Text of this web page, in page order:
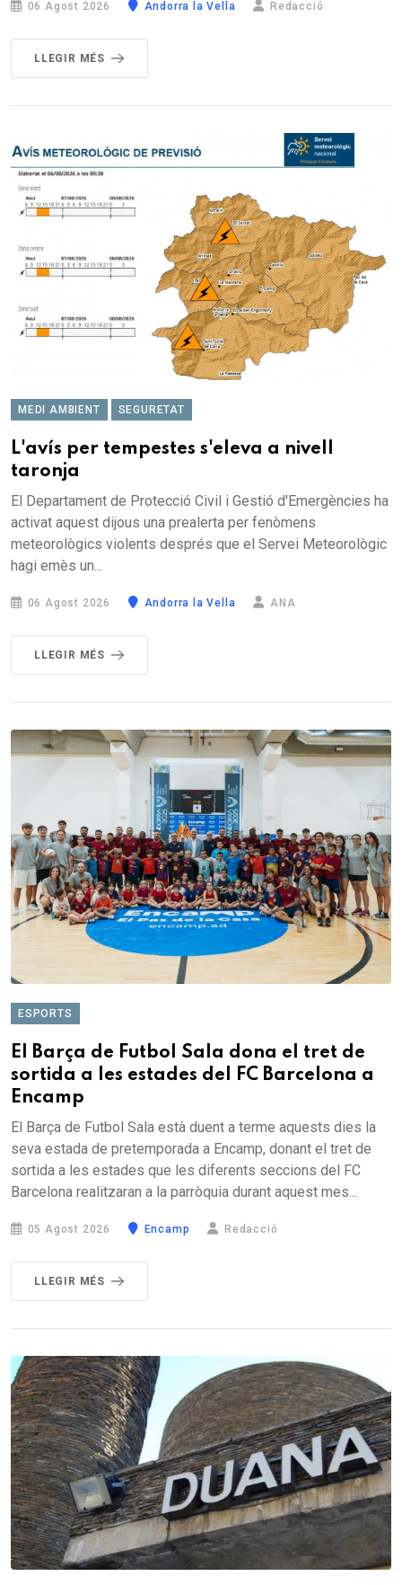
06 Agost 2026 Andorra la Vella Redacció
LLEGIR MÉS
MEDI AMBIENT SEGURETAT
L'avís per tempestes s'eleva a nivell
taronja
El Departament de Protecció Civil i Gestió d'Emergències ha
activat aquest dijous una prealerta per fenòmens
meteorològics violents després que el Servei Meteorològic
hagi emès un...
06 Agost 2026 Andorra la Vella ANA
LLEGIR MÉS
ESPORTS
El Barça de Futbol Sala dona el tret de
sortida a les estades del FC Barcelona a
Encamp
El Barça de Futbol Sala està duent a terme aquests dies la
seva estada de pretemporada a Encamp, donant el tret de
sortida a les estades que les diferents seccions del FC
Barcelona realitzaran a la parròquia durant aquest mes...
05 Agost 2026 Encamp Redacció
LLEGIR MÉS